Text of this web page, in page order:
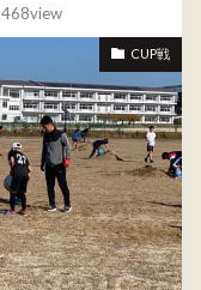
468view
CUP戦